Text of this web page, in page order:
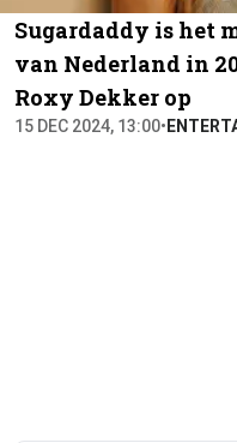
Sugardaddy is het
van Nederland in
Roxy Dekker op
15 DEC 2024, 13:00•